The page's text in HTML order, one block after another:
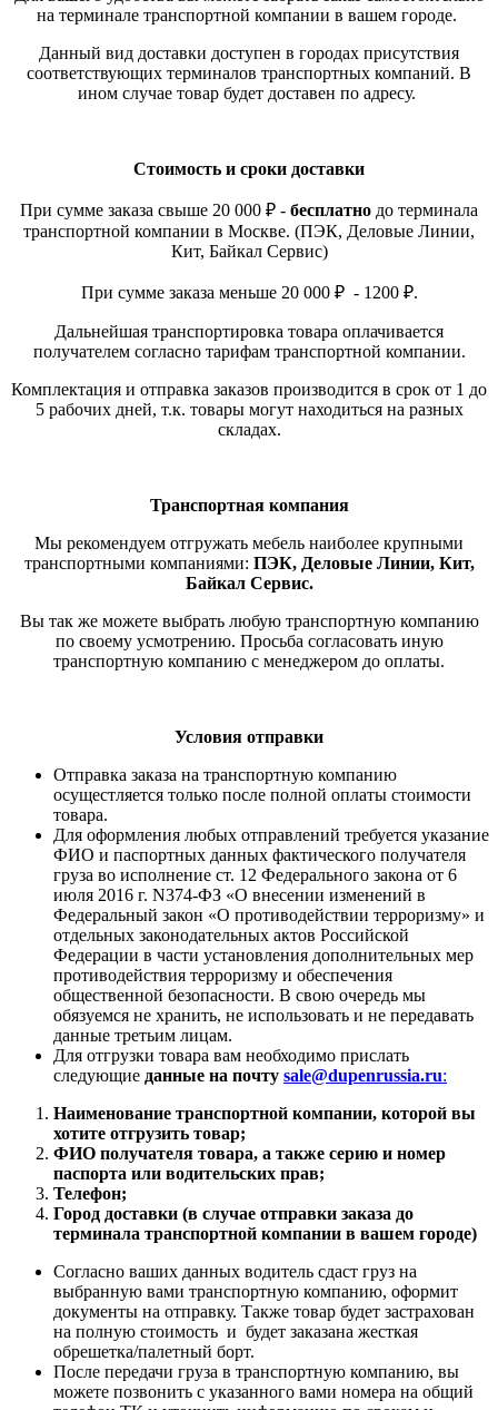
на терминале транспортной компании в вашем городе.
Данный вид доставки доступен в городах присутствия
соответствующих терминалов транспортных компаний. В
ином случае товар будет доставен по адресу.
Стоимость и сроки доставки
При сумме заказа свыше 20 000 ₽ - бесплатно до терминала
транспортной компании в Москве. (ПЭК, Деловые Линии,
Кит, Байкал Сервис)
При сумме заказа меньше 20 000 ₽ - 1200 ₽.
Дальнейшая транспортировка товара оплачивается
получателем согласно тарифам транспортной компании.
Комплектация и отправка заказов производится в срок от 1 до
5 рабочих дней, т.к. товары могут находиться на разных
складах.
Транспортная компания
Мы рекомендуем отгружать мебель наиболее крупными
транспортными компаниями: ПЭК, Деловые Линии, Кит,
Байкал Сервис.
Вы так же можете выбрать любую транспортную компанию
по своему усмотрению. Просьба согласовать иную
транспортную компанию с менеджером до оплаты.
Условия отправки
Отправка заказа на транспортную компанию
осущестляется только после полной оплаты стоимости
товара.
Для оформления любых отправлений требуется указание
ФИО и паспортных данных фактического получателя
груза во исполнение ст. 12 Федерального закона от 6
июля 2016 г. N374-ФЗ «О внесении изменений в
Федеральный закон «О противодействии терроризму» и
отдельных законодательных актов Российской
Федерации в части установления дополнительных мер
противодействия терроризму и обеспечения
общественной безопасности. В свою очередь мы
обязуемся не хранить, не использовать и не передавать
данные третьим лицам.
Для отгрузки товара вам необходимо прислать
следующие данные на почту sale@dupenrussia.ru:
Наименование транспортной компании, которой вы
хотите отгрузить товар;
ФИО получателя товара, а также серию и номер
паспорта или водительских прав;
Телефон;
Город доставки (в случае отправки заказа до
терминала транспортной компании в вашем городе)
Согласно ваших данных водитель сдаст груз на
выбранную вами транспортную компанию, оформит
документы на отправку. Также товар будет застрахован
на полную стоимость и будет заказана жесткая
обрешетка/палетный борт.
После передачи груза в транспортную компанию, вы
можете позвонить с указанного вами номера на общий